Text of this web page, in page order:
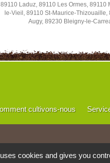
89110 Laduz, 89110 Les Ormes,
le-Vieil, 89110 St-Maurice-
Augy, 89230 Bleigny-le-
cultivons-nous
cookies and gives you